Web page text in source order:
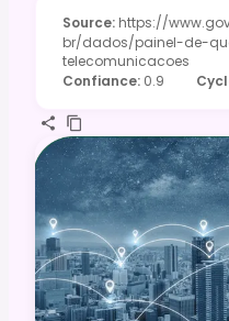
Source: https://
br/dados/painel-de-
telecomunicacoes
Confiance: 0.9